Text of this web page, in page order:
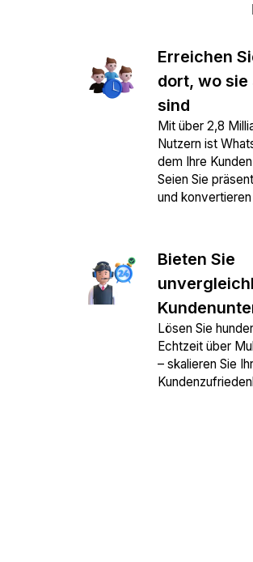
Erreichen
dort, wo
sind
Mit über 2,8
Nutzern ist
dem Ihre
Seien Sie
und konvertieren
Bieten Sie
Lösen Sie
Echtzeit über
– skalieren Sie